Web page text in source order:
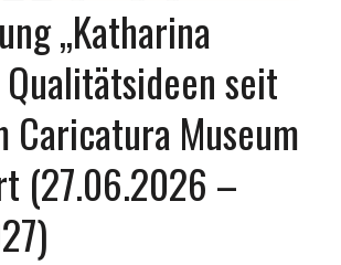
„Katharina
seit
Caricatura Museum
(27.06.2026 –